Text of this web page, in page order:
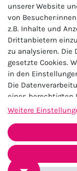
Impressum
unserer Website
von
z.B. Inhalte und
Drittanbietern
zu analysieren.
gesetzte Cookies.
in den
Die
eines berechtigten
kann erteilt oder
Zeitpunkt zu
Impressumund
Weitere